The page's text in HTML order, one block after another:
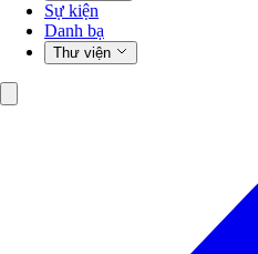
Sự kiện
Danh bạ
Thư viện